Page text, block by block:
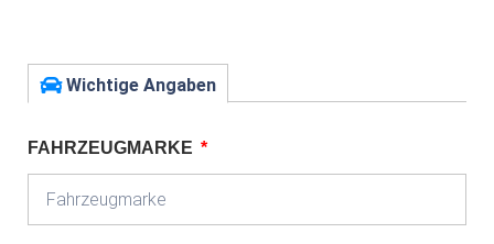
Wichtige Angaben
FAHRZEUGMARKE